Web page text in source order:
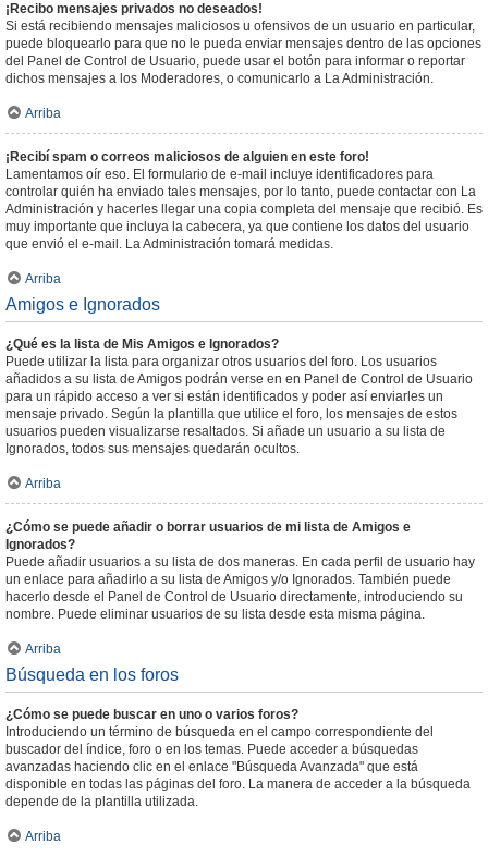
¡Recibo mensajes privados no deseados!
Si está recibiendo mensajes maliciosos u ofensivos de un usuario en particular,
puede bloquearlo para que no le pueda enviar mensajes dentro de las opciones
del Panel de Control de Usuario, puede usar el botón para informar o reportar
dichos mensajes a los Moderadores, o comunicarlo a La Administración.
Arriba
¡Recibí spam o correos maliciosos de alguien en este foro!
Lamentamos oír eso. El formulario de e-mail incluye identificadores para
controlar quién ha enviado tales mensajes, por lo tanto, puede contactar con La
Administración y hacerles llegar una copia completa del mensaje que recibió. Es
muy importante que incluya la cabecera, ya que contiene los datos del usuario
que envió el e-mail. La Administración tomará medidas.
Arriba
Amigos e Ignorados
¿Qué es la lista de Mis Amigos e Ignorados?
Puede utilizar la lista para organizar otros usuarios del foro. Los usuarios
añadidos a su lista de Amigos podrán verse en en Panel de Control de Usuario
para un rápido acceso a ver si están identificados y poder así enviarles un
mensaje privado. Según la plantilla que utilice el foro, los mensajes de estos
usuarios pueden visualizarse resaltados. Si añade un usuario a su lista de
Ignorados, todos sus mensajes quedarán ocultos.
Arriba
¿Cómo se puede añadir o borrar usuarios de mi lista de Amigos e
Ignorados?
Puede añadir usuarios a su lista de dos maneras. En cada perfil de usuario hay
un enlace para añadirlo a su lista de Amigos y/o Ignorados. También puede
hacerlo desde el Panel de Control de Usuario directamente, introduciendo su
nombre. Puede eliminar usuarios de su lista desde esta misma página.
Arriba
Búsqueda en los foros
¿Cómo se puede buscar en uno o varios foros?
Introduciendo un término de búsqueda en el campo correspondiente del
buscador del índice, foro o en los temas. Puede acceder a búsquedas
avanzadas haciendo clic en el enlace "Búsqueda Avanzada" que está
disponible en todas las páginas del foro. La manera de acceder a la búsqueda
depende de la plantilla utilizada.
Arriba